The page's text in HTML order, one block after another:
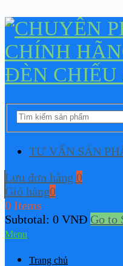
TƯ VẤN SẢN
Lưu đơn hàng 0
Giỏ hàng0
0 Items
Subtotal: 0 VNĐ Go to
Menu
Trang chủ